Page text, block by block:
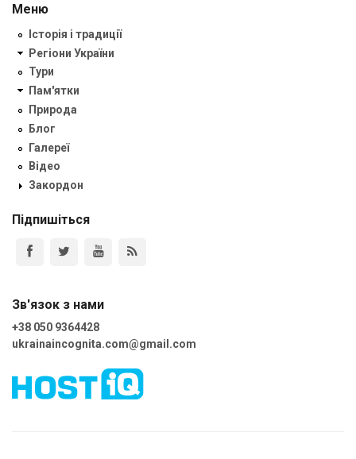
Меню
Історія і традиції
Регіони України
Тури
Пам'ятки
Природа
Блог
Галереї
Відео
Закордон
Підпишіться
Зв'язок з нами
+38 050 9364428
ukrainaincognita.com@gmail.com